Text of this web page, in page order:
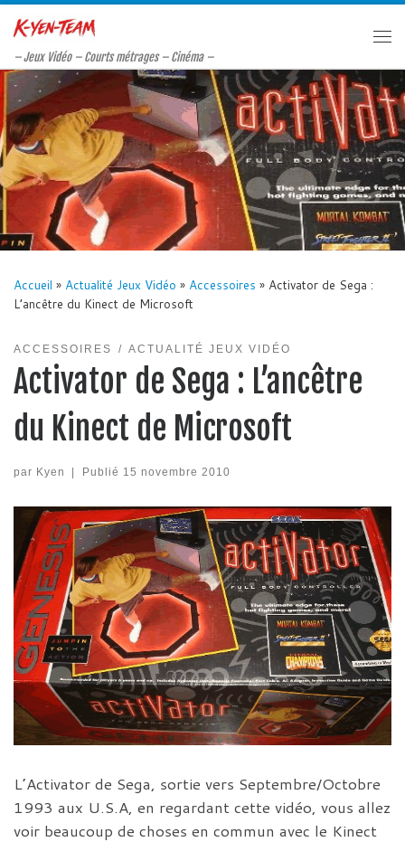
Passer au contenu
– Jeux Vidéo – Courts métrages – Cinéma –
Accueil » Actualité Jeux Vidéo » Accessoires » Activator de Sega :
L’ancêtre du Kinect de Microsoft
ACCESSOIRES ACTUALITÉ JEUX VIDÉO
Activator de Sega : L’ancêtre
du Kinect de Microsoft
par Kyen Publié 15 novembre 2010
L’Activator de Sega, sortie vers Septembre/Octobre
1993 aux U.S.A, en regardant cette vidéo, vous allez
voir beaucoup de choses en commun avec le Kinect